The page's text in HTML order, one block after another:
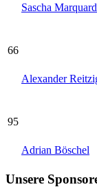
Sascha
66
Alexander
95
Adrian Böschel
Unsere